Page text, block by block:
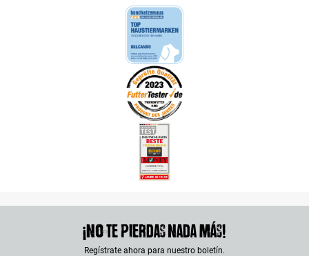
¡No te pierdas nada más!
Regístrate ahora para nuestro boletín.